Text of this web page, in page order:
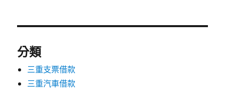
分類
三重支票借款
三重汽車借款